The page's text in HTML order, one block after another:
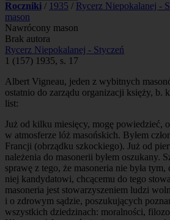
Roczniki / 1935 / Rycerz Niepokalanej -
mason
Nawrócony mason
Brak autora
Rycerz Niepokalanej - Styczeń
1 (157) 1935, s. 17
Albert Vigneau, jeden z wybitnych
ostatnio do zarządu organizacji księży, b.
list:
Już od kilku miesięcy, mogę powiedzieć,
w atmosferze lóż masońskich. Byłem
Francji (obrządku szkockiego). Już od
należenia do masonerii byłem oszukany.
sprawę z tego, że masoneria nie była
niej kandydatowi, chcącemu do tego
masoneria jest stowarzyszeniem ludzi
i o zdrowym sądzie, poszukujących
wszystkich dziedzinach: moralności,